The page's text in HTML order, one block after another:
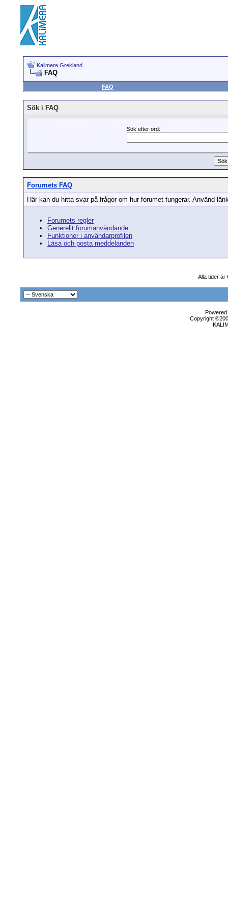
Kalimera Grekland
FAQ
FAQ
Sök i FAQ
Sök efter ord:
Forumets FAQ
Här kan du hitta svar på frågor om hur forumet fungerar. Använd
Forumets regler
Generellt forumanvändande
Funktioner i användarprofilen
Läsa och posta meddelanden
Alla tider är
Copyright